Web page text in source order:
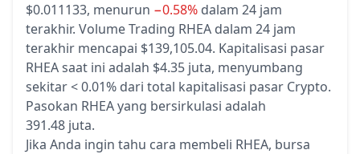
$0.011133, menurun −0.58% dalam 24 jam
terakhir. Volume Trading RHEA dalam 24 jam
terakhir mencapai $139,105.04. Kapitalisasi pasar
RHEA saat ini adalah $4.35 juta, menyumbang
sekitar < 0.01% dari total kapitalisasi pasar Crypto.
Pasokan RHEA yang bersirkulasi adalah
391.48 juta.
Jika Anda ingin tahu cara membeli RHEA, bursa